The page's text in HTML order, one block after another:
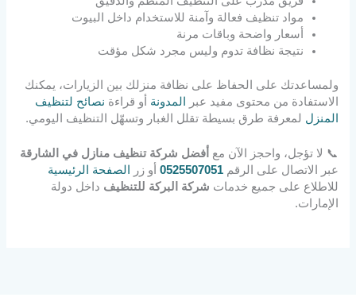
مواد تنظيف فعالة وآمنة للاستخدام داخل البيوت
أسعار واضحة وباقات مرنة
نتيجة نظافة تدوم وليس مجرد شكل مؤقت
ولمساعدتك على الحفاظ على نظافة منزلك بين الزيارات، يمكنك
الاستفادة من محتوى مفيد عبر
المدونة أو قراءة نصائح لتنظيف
المنزل لمعرفة طرق بسيطة تقلل الغبار وتسهّل التنظيف اليومي.
📞 لا تؤجل، واحجز الآن مع أفضل شركة تنظيف منازل في الشارقة
عبر الاتصال على الرقم0525507051 أو زر
الصفحة الرئيسية
للاطلاع على جميع خدمات شركة البركة للتنظيف داخل دولة
الإمارات.